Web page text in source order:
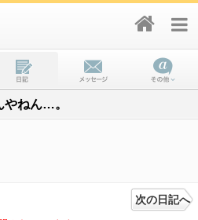
やねん…。
次の日記へ